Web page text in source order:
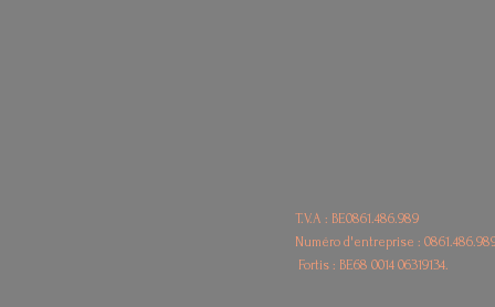
T.V.A : BE0861.486.989
Numéro d'entreprise :
Fortis : BE68 0014 06319134.